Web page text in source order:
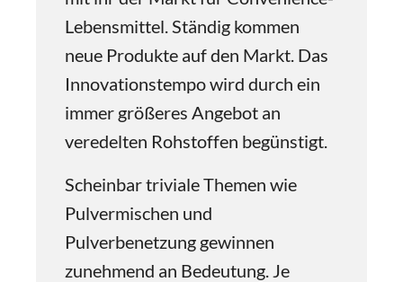
Lebensmittel. Ständig kommen
neue Produkte auf den Markt. Das
Innovationstempo wird durch ein
immer größeres Angebot an
veredelten Rohstoffen begünstigt.
Scheinbar triviale Themen wie
Pulvermischen und
Pulverbenetzung gewinnen
zunehmend an Bedeutung. Je